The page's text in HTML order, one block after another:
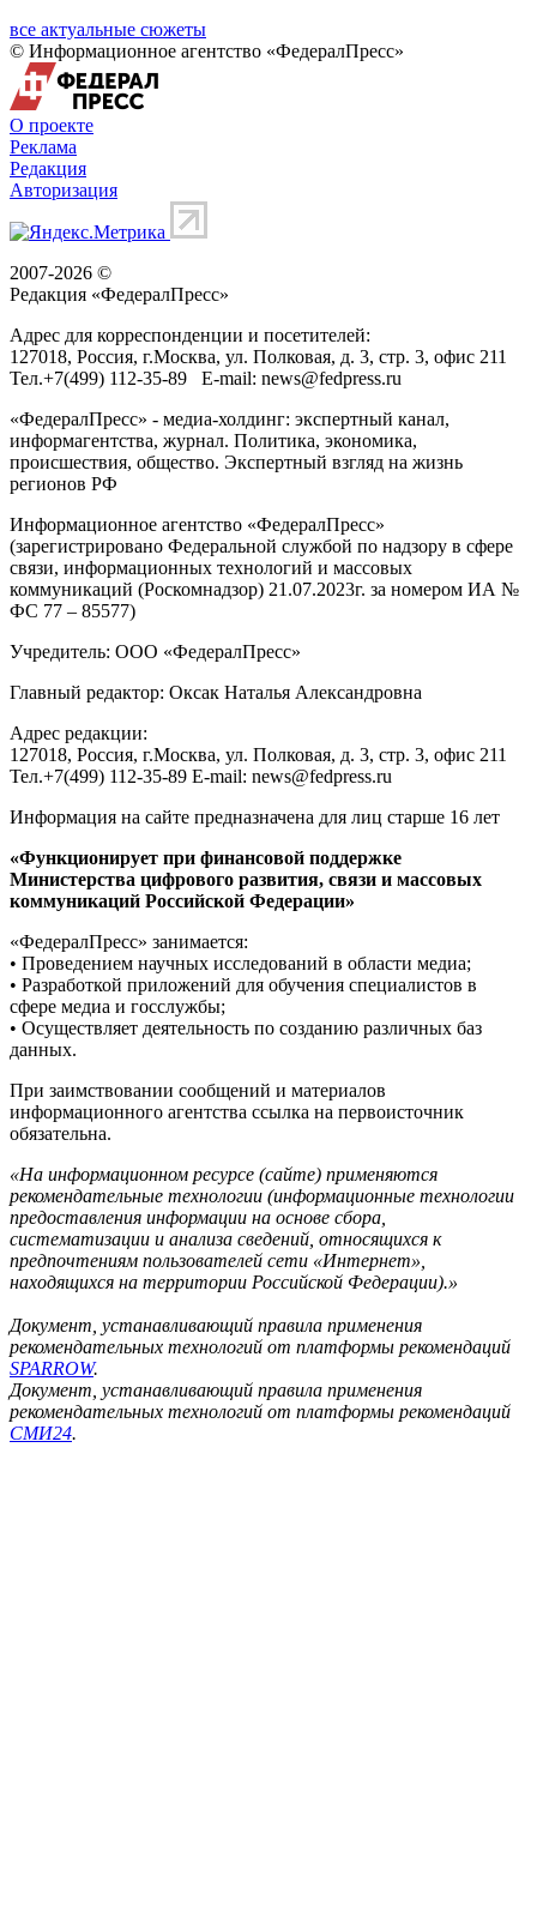
все актуальные сюжеты
© Информационное агентство «ФедералПресс»
О проекте
Реклама
Редакция
Авторизация
2007-2026 ©
Редакция «ФедералПресс»
Адрес для корреспонденции и посетителей:
127018, Россия, г.Москва, ул. Полковая, д. 3, стр. 3, офис 211
Тел.+7(499) 112-35-89 E-mail: news@fedpress.ru
«ФедералПресс» - медиа-холдинг: экспертный канал,
информагентства, журнал. Политика, экономика,
происшествия, общество. Экспертный взгляд на жизнь
регионов РФ
Информационное агентство «ФедералПресс»
(зарегистрировано Федеральной службой по надзору в сфере
связи, информационных технологий и массовых
коммуникаций (Роскомнадзор) 21.07.2023г. за номером ИА №
ФС 77 – 85577)
Учредитель: ООО «ФедералПресс»
Главный редактор: Оксак Наталья Александровна
Адрес редакции:
127018, Россия, г.Москва, ул. Полковая, д. 3, стр. 3, офис 211
Тел.+7(499) 112-35-89 E-mail: news@fedpress.ru
Информация на сайте предназначена для лиц старше 16 лет
«Функционирует при финансовой поддержке
Министерства цифрового развития, связи и массовых
коммуникаций Российской Федерации»
«ФедералПресс» занимается:
• Проведением научных исследований в области медиа;
• Разработкой приложений для обучения специалистов в
сфере медиа и госслужбы;
• Осуществляет деятельность по созданию различных баз
данных.
При заимствовании сообщений и материалов
информационного агентства ссылка на первоисточник
обязательна.
«На информационном ресурсе (сайте) применяются
рекомендательные технологии (информационные технологии
предоставления информации на основе сбора,
систематизации и анализа сведений, относящихся к
предпочтениям пользователей сети «Интернет»,
находящихся на территории Российской Федерации).»
Документ, устанавливающий правила применения
рекомендательных технологий от платформы рекомендаций
SPARROW.
Документ, устанавливающий правила применения
рекомендательных технологий от платформы рекомендаций
СМИ24.